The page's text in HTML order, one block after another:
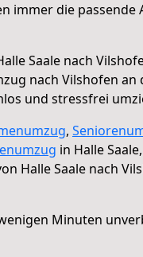
immer die
Saale nach
nach Vilshofen an
und stressfrei
,
in Halle Saale,
Halle Saale nach
Minuten